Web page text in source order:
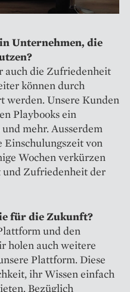
Unternehmen, die
auch die Zufriedenheit
können durch
werden. Unsere Kunden
Playbooks ein
mehr. Ausserdem
Einschulungszeit von
Wochen verkürzen
Zufriedenheit der
für die Zukunft?
und den
holen auch weitere
Plattform. Diese
ihr Wissen einfach
Bezüglich